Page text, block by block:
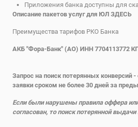
Приложения банка доступны для
Описание пакетов услуг для ЮЛ ЗДЕСЬ
Преимущества тарифов РКО Банка
АКБ "Фора-Банк" (АО) ИНН 7704113772
Запрос на поиск потерянных конверсий
заявки сроком не более 30 дней за
Если были нарушены правила оффера
согласован, то поиск потерянной